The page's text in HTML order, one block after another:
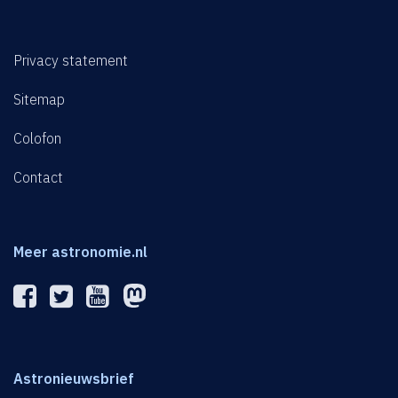
Privacy statement
Sitemap
Colofon
Contact
Meer astronomie.nl
Astronieuwsbrief